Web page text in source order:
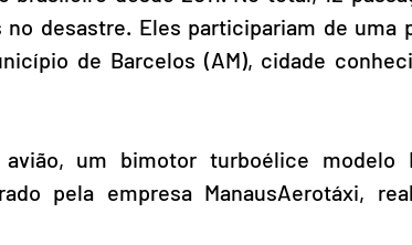
desastre. Eles participariam de uma
de Barcelos (AM), cidade
um bimotor turboélice modelo
pela empresa ManausAerotáxi,